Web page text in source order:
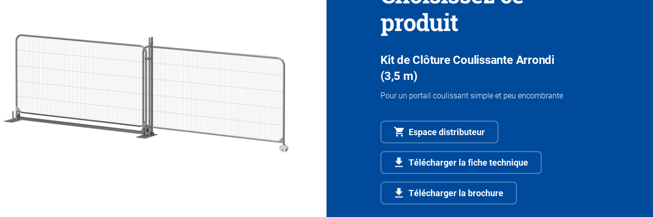
produit
Kit de Clôture Coulissante Arrondi
(3,5 m)
Pour un portail coulissant simple et peu encombrante
Espace distributeur
Télécharger la fiche technique
Télécharger la brochure